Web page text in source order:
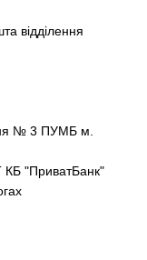
відділення
№ 3 ПУМБ м.
КБ "ПриватБанк"